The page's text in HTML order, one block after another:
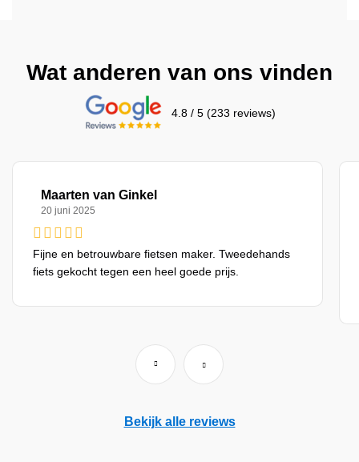
Wat anderen van ons vinden
4.8 / 5 (233 reviews)
Maarten van Ginkel
20 juni 2025
Fijne en betrouwbare fietsen maker. Tweedehands
fiets gekocht tegen een heel goede prijs.
Bekijk alle reviews